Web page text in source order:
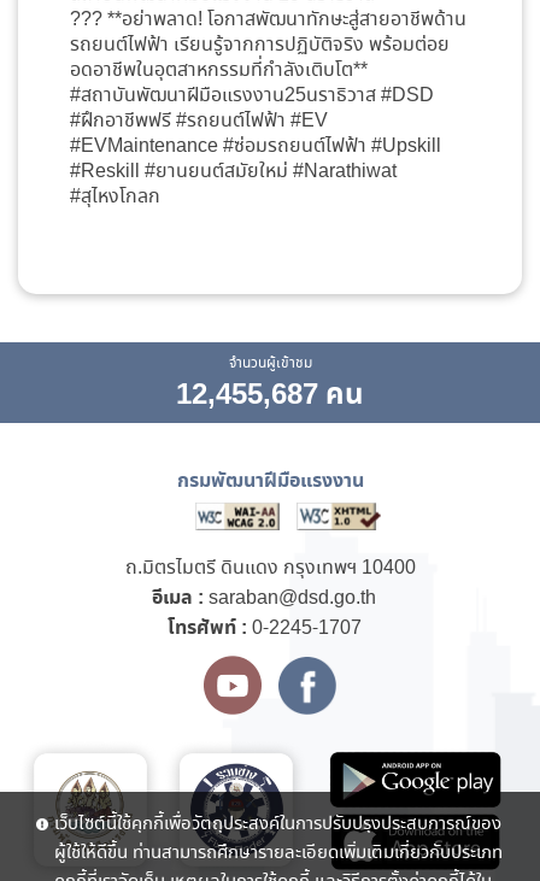
??? **อย่าพลาด! โอกาสพัฒนาทักษะสู่สายอาชีพด้าน
รถยนต์ไฟฟ้า เรียนรู้จากการปฏิบัติจริง พร้อมต่อย
อดอาชีพในอุตสาหกรรมที่กำลังเติบโต**
#สถาบันพัฒนาฝีมือแรงงาน25นราธิวาส #DSD
#ฝึกอาชีพฟรี #รถยนต์ไฟฟ้า #EV
#EVMaintenance #ซ่อมรถยนต์ไฟฟ้า #Upskill
#Reskill #ยานยนต์สมัยใหม่ #Narathiwat
#สุไหงโกลก
จำนวนผู้เข้าชม
12,455,687 คน
กรมพัฒนาฝีมือแรงงาน
ถ.มิตรไมตรี ดินแดง กรุงเทพฯ 10400
อีเมล : saraban@dsd.go.th
โทรศัพท์ : 0-2245-1707
เว็บไซต์นี้ใช้คุกกี้เพื่อวัตถุประสงค์ในการปรับปรุงประสบการณ์ของ
ผู้ใช้ให้ดีขึ้น ท่านสามารถศึกษารายละเอียดเพิ่มเติมเกี่ยวกับประเภท